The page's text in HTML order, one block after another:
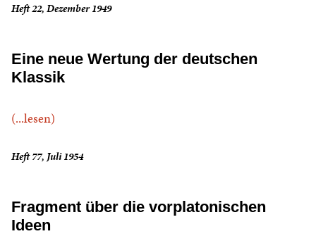
Heft 22, Dezember 1949
Eine neue Wertung der deutschen
Klassik
(...lesen)
Heft 77, Juli 1954
Fragment über die vorplatonischen
Ideen